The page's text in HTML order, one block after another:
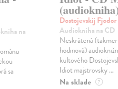
na
sa
Dostojevskij
Audiokniha na CD
Neskrátená
hodinová)
kultového
Idiot majstrovsky ...
Na sklade ?